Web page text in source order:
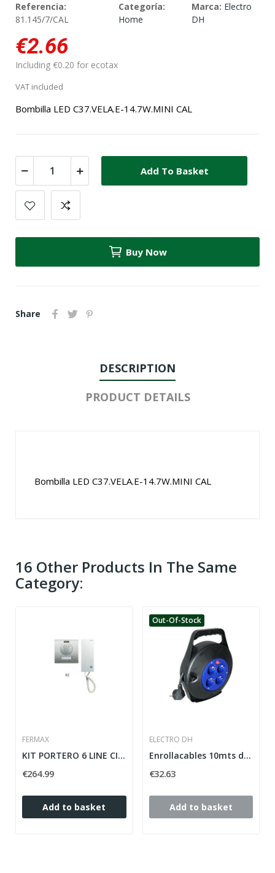
Referencia:
81.145/7/CAL
Categoría:
Home
Marca: Electro
DH
€2.66
Including €0.20 for ecotax
VAT included
Bombilla LED C37.VELA.E-14.7W.MINI CAL
Add To Basket
Buy Now
Share
DESCRIPTION
PRODUCT DETAILS
Bombilla LED C37.VELA.E-14.7W.MINI CAL
16 Other Products In The Same
Category:
FERMAX
KIT PORTERO 6 LINE CITYLINE (4+N) FERMAX
€264.99
Add to basket
Out-Of-Stock
ELECTRO DH
Enrollacables 10mts de 3x1.5mm
€32.63
Add to basket